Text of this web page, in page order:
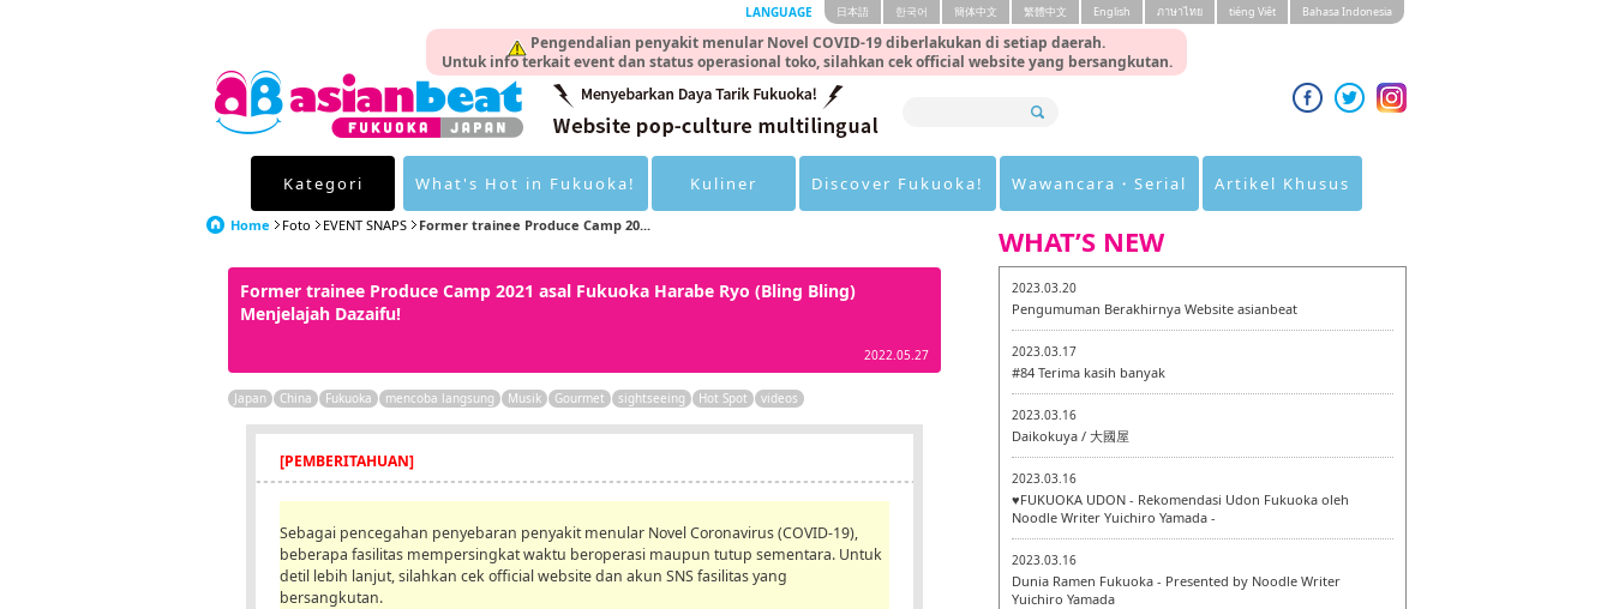
Pengendalian penyakit menular Novel COVID-19 diberlakukan di setiap daerah.
Untuk info terkait event dan status operasional toko, silahkan cek official website yang bersangkutan.
LANGUAGE 日本語 한국어 簡体中文 繁體中文 English ภาษาไทย tiéng Viêt Bahasa Indonesia
Kategori What's Hot in Fukuoka! Kuliner Discover Fukuoka! Wawancara・Serial Artikel Khusus
Home Foto EVENT SNAPS Former trainee Produce Camp 20...
Former trainee Produce Camp 2021 asal Fukuoka Harabe Ryo (Bling Bling)
Menjelajah Dazaifu!
2022.05.27
Japan China Fukuoka mencoba langsung Musik Gourmet sightseeing Hot Spot videos
[PEMBERITAHUAN]
Sebagai pencegahan penyebaran penyakit menular Novel Coronavirus (COVID-19),
beberapa fasilitas mempersingkat waktu beroperasi maupun tutup sementara. Untuk
detil lebih lanjut, silahkan cek official website dan akun SNS fasilitas yang
bersangkutan.
WHAT’S NEW
2023.03.20
Pengumuman Berakhirnya Website asianbeat
2023.03.17
#84 Terima kasih banyak
2023.03.16
Daikokuya / 大國屋
2023.03.16
♥FUKUOKA UDON - Rekomendasi Udon Fukuoka oleh
Noodle Writer Yuichiro Yamada -
2023.03.16
Dunia Ramen Fukuoka - Presented by Noodle Writer
Yuichiro Yamada